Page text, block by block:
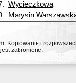
Wycieczkowa
Marysin
Kopiowanie i
zabronione.